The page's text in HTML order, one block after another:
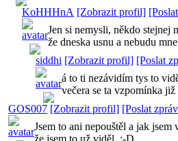
KoHHHnA [Zobrazit profil]
Jen si nemysli, někdo stejnej
že dneska usnu a nebudu
siddhi [Zobrazit profil] [Poslat
á to ti nezávidím tys to
večera se ta vzpomínka
GOS007 [Zobrazit profil] [Poslat
Jsem to ani nepouštěl a jak
že jsem to už viděl. :-D